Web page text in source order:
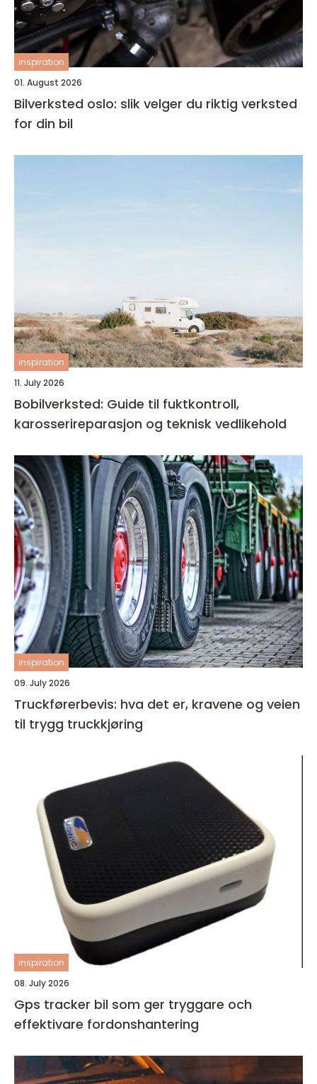
inspiration
01. August 2026
Bilverksted oslo: slik velger du riktig verksted
for din bil
inspiration
11. July 2026
Bobilverksted: Guide til fuktkontroll,
karosserireparasjon og teknisk vedlikehold
inspiration
09. July 2026
Truckførerbevis: hva det er, kravene og veien
til trygg truckkjøring
inspiration
08. July 2026
Gps tracker bil som ger tryggare och
effektivare fordonshantering